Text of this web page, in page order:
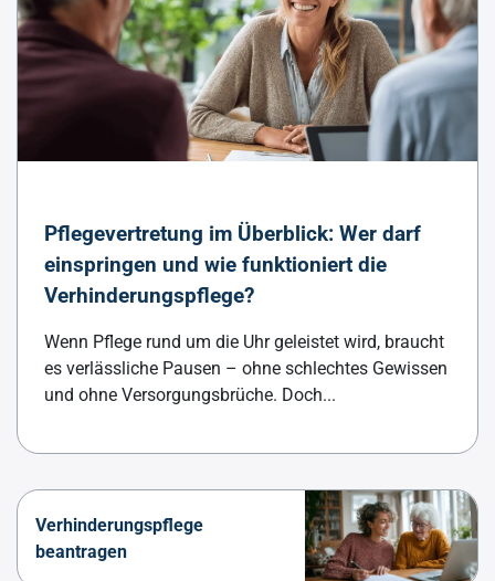
Pflegevertretung im Überblick: Wer darf
einspringen und wie funktioniert die
Verhinderungspflege?
Wenn Pflege rund um die Uhr geleistet wird, braucht
es verlässliche Pausen – ohne schlechtes Gewissen
und ohne Versorgungsbrüche. Doch...
Verhinderungspflege
beantragen